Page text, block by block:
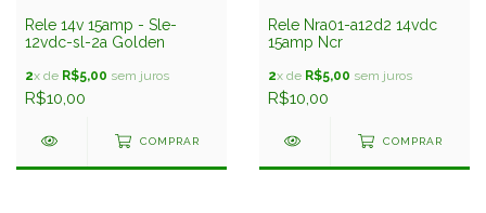
Rele 14v 15amp - Sle-
12vdc-sl-2a Golden
2x de R$5,00 sem juros
R$10,00
COMPRAR
Rele Nra01-a12d2 14vdc
15amp Ncr
2x de R$5,00 sem juros
R$10,00
COMPRAR